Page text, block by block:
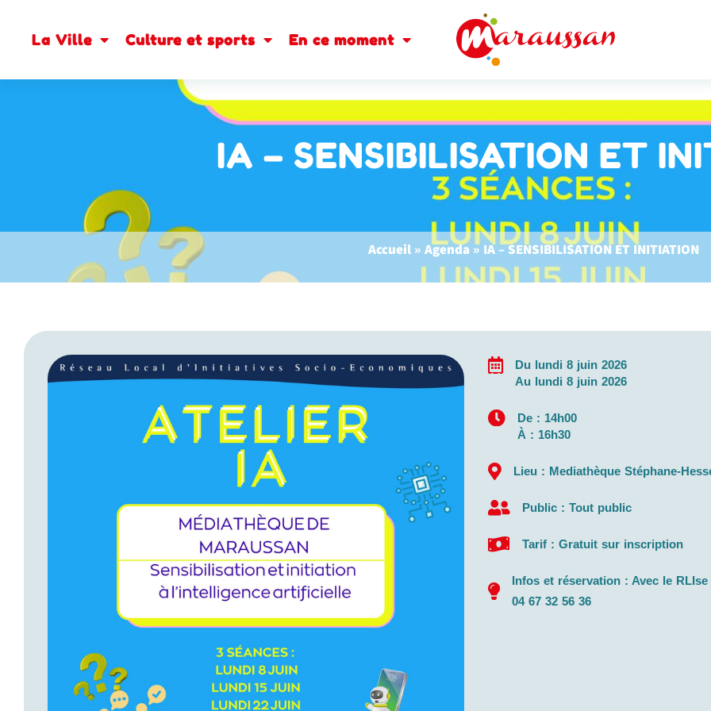
La Ville Culture et sports En ce moment
IA – SENSIBILISATION ET
Accueil» Agenda »IA – SENSIBILISATION ET INITIATION
Du lundi 8 juin 2026
Au lundi 8 juin 2026
De : 14h00
À : 16h30
Lieu : Mediathèque Stéphane-
Public : Tout public
Tarif : Gratuit sur inscription
Infos et réservation : Avec le
04 67 32 56 36